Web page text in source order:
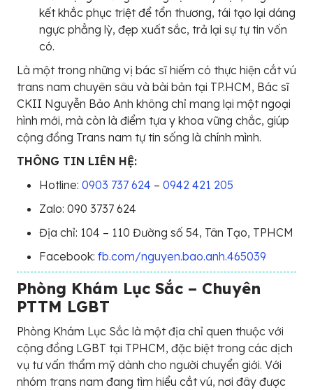
kết khắc phục triệt để tổn thương, tái tạo lại dáng
ngực phẳng lỳ, đẹp xuất sắc, trả lại sự tự tin vốn
có.
Là một trong những vị bác sĩ hiếm có thực hiện cắt vú
trans nam chuyên sâu và bài bản tại TP.HCM, Bác sĩ
CKII Nguyễn Bảo Anh không chỉ mang lại một ngoại
hình mới, mà còn là điểm tựa y khoa vững chắc, giúp
cộng đồng Trans nam tự tin sống là chính mình.
THÔNG TIN LIÊN HỆ:
Hotline: 0903 737 624 – 0942 421 205
Zalo: 090 3737 624
Địa chỉ: 104 – 110 Đường số 54, Tân Tạo, TPHCM
Facebook: fb.com/nguyen.bao.anh.465039
Phòng Khám Lục Sắc – Chuyên
PTTM LGBT
Phòng Khám Lục Sắc là một địa chỉ quen thuộc với
cộng đồng LGBT tại TPHCM, đặc biệt trong các dịch
vụ tư vấn thẩm mỹ dành cho người chuyển giới. Với
nhóm trans nam đang tìm hiểu cắt vú, nơi đây được